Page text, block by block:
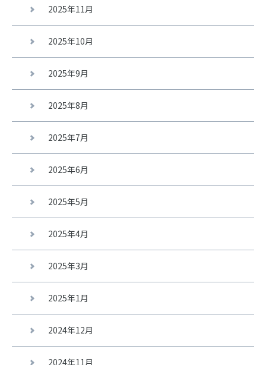
2025年11月
2025年10月
2025年9月
2025年8月
2025年7月
2025年6月
2025年5月
2025年4月
2025年3月
2025年1月
2024年12月
2024年11月